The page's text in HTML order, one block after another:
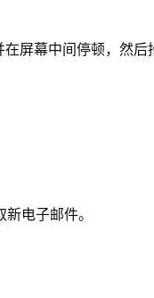
屏幕中间停顿，然后
电子邮件。